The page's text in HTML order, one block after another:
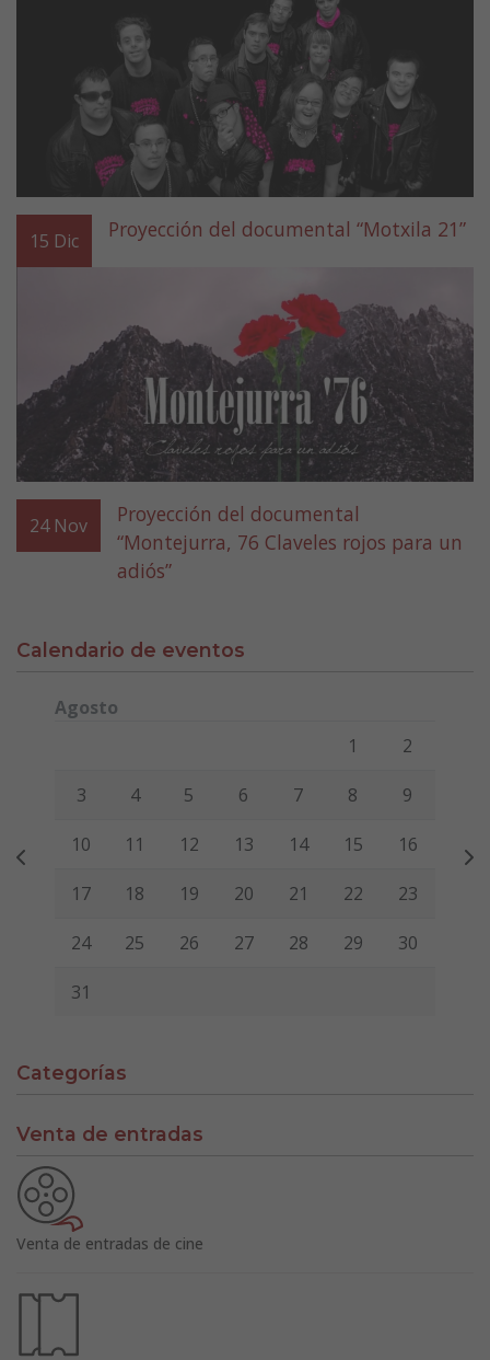
15 Dic Proyección del documental “Motxila 21”
24 Nov
Proyección del documental
“Montejurra, 76 Claveles rojos para un
adiós”
Calendario de eventos
Agosto
Viernes Sábado
1 2
3 4 5 6 7 8 9
10 11 12 13 14 15 16
17 18 19 20 21 22 23
24 25 26 27 28 29 30
31
Categorías
Venta de entradas
Venta de entradas de cine